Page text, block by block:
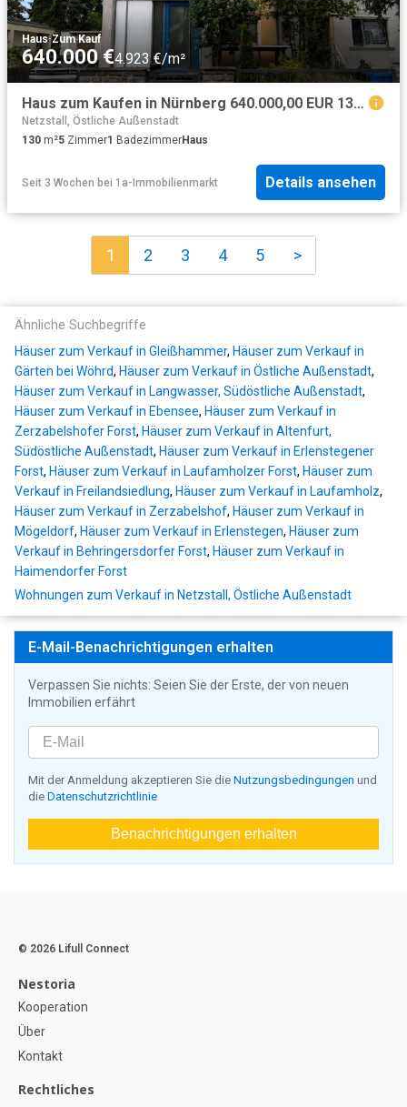
Haus·Zum Kauf
640.000 €4.923 €/m²
Haus zum Kaufen in Nürnberg 640.000,00 EUR 130 m²
Netzstall, Östliche Außenstadt
130 m²5 Zimmer1 BadezimmerHaus
Seit 3 Wochen bei 1a-Immobilienmarkt Details ansehen
1 2 3 4 5 >
Ähnliche Suchbegriffe
Häuser zum Verkauf in Gleißhammer, Häuser zum Verkauf in
Gärten bei Wöhrd, Häuser zum Verkauf in Östliche Außenstadt,
Häuser zum Verkauf in Langwasser, Südöstliche Außenstadt,
Häuser zum Verkauf in Ebensee, Häuser zum Verkauf in
Zerzabelshofer Forst, Häuser zum Verkauf in Altenfurt,
Südöstliche Außenstadt, Häuser zum Verkauf in Erlenstegener
Forst, Häuser zum Verkauf in Laufamholzer Forst, Häuser zum
Verkauf in Freilandsiedlung, Häuser zum Verkauf in Laufamholz,
Häuser zum Verkauf in Zerzabelshof, Häuser zum Verkauf in
Mögeldorf, Häuser zum Verkauf in Erlenstegen, Häuser zum
Verkauf in Behringersdorfer Forst, Häuser zum Verkauf in
Haimendorfer Forst
Wohnungen zum Verkauf in Netzstall, Östliche Außenstadt
E-Mail-Benachrichtigungen erhalten
Verpassen Sie nichts: Seien Sie der Erste, der von neuen
Immobilien erfährt
Mit der Anmeldung akzeptieren Sie die Nutzungsbedingungen und
die Datenschutzrichtlinie
Benachrichtigungen erhalten
© 2026 Lifull Connect
Nestoria
Kooperation
Über
Kontakt
Rechtliches